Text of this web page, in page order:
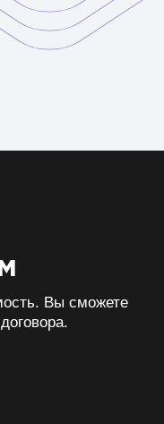
Вы сможете